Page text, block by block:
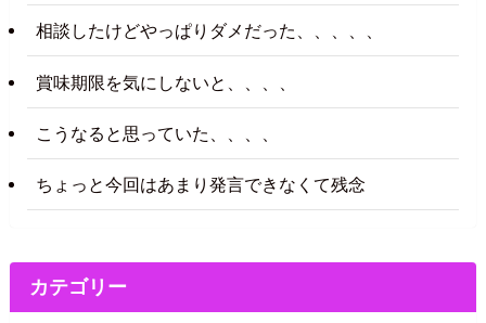
相談したけどやっぱりダメだった、、、、、
賞味期限を気にしないと、、、、
こうなると思っていた、、、、
ちょっと今回はあまり発言できなくて残念
カテゴリー